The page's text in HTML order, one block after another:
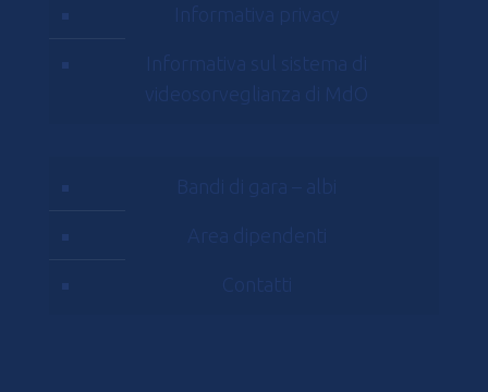
Informativa privacy
Informativa sul sistema di
videosorveglianza di MdO
Bandi di gara – albi
Area dipendenti
Contatti